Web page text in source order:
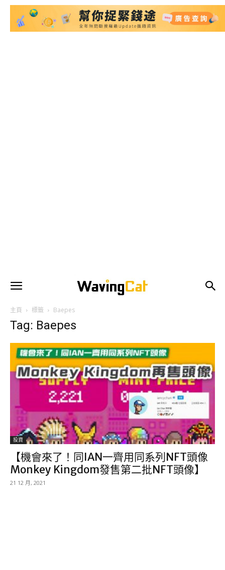
主頁 標籤 Baepes
Tag: Baepes
投資
【機會來了！同IAN一齊用同系列NFT頭像
Monkey Kingdom發售第二批NFT頭像】
21 12 月, 2021